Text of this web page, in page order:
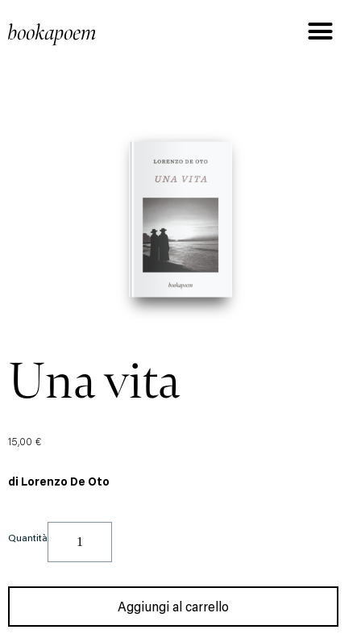
bookapoem
Una vita
15,00 €
di Lorenzo De Oto
Quantità
Aggiungi al carrello